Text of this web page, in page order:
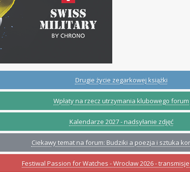
Drugie życie zegarkowej książki
Wpłaty na rzecz utrzymania klubowego forum
Kalendarze 2027 - nadsyłanie zdjęć
Ciekawy temat na forum: Budziki a poezja i sztuka
Festiwal Passion for Watches - Wrocław 2026 -